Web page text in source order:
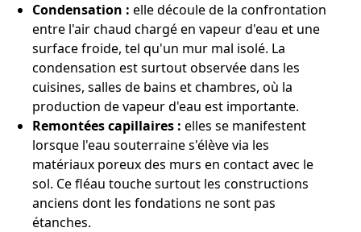
Condensation : elle découle de la confrontation
entre l'air chaud chargé en vapeur d'eau et une
surface froide, tel qu'un mur mal isolé. La
condensation est surtout observée dans les
cuisines, salles de bains et chambres, où la
production de vapeur d'eau est importante.
Remontées capillaires : elles se manifestent
lorsque l'eau souterraine s'élève via les
matériaux poreux des murs en contact avec le
sol. Ce fléau touche surtout les constructions
anciens dont les fondations ne sont pas
étanches.